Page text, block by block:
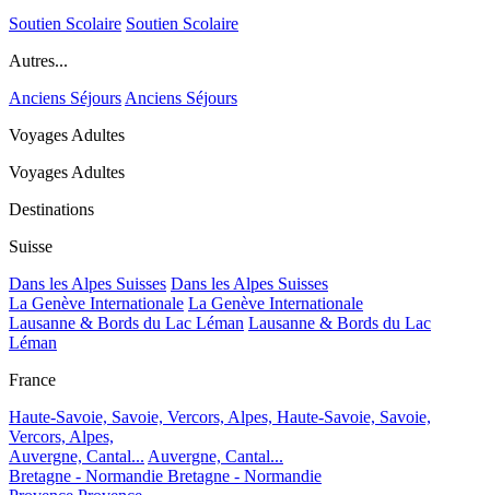
Soutien Scolaire Soutien Scolaire
Autres...
Anciens Séjours Anciens Séjours
Voyages Adultes
Voyages Adultes
Destinations
Suisse
Dans les Alpes Suisses Dans les Alpes Suisses
La Genève Internationale La Genève Internationale
Lausanne & Bords du Lac Léman Lausanne & Bords du Lac
Léman
France
Haute-Savoie, Savoie, Vercors, Alpes, Haute-Savoie, Savoie,
Vercors, Alpes,
Auvergne, Cantal... Auvergne, Cantal...
Bretagne - Normandie Bretagne - Normandie